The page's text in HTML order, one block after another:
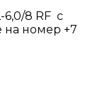
8 RF с
на номер +7